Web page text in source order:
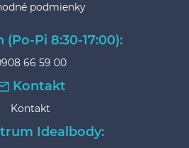
podmienky
(Po-Pi 8:30-17:00):
66 59 00
Kontakt
Kontakt
Idealbody: